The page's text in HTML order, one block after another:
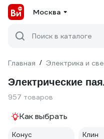
Москва
Поиск в каталоге
Главная / Электрика и
Электрические
957 товаров
Как выбрать
Конус Клин